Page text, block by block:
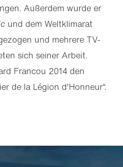
Außerdem wurde er
und dem Weltklimarat
und mehrere TV-
sich seiner Arbeit.
Francou 2014 den
de la Légion d'Honneur“.